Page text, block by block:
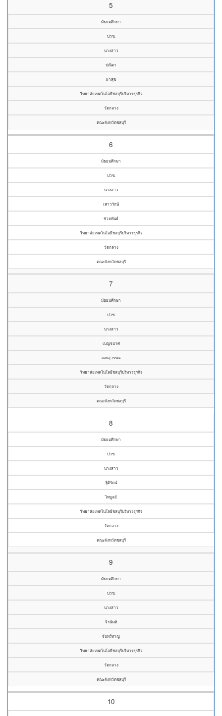
5
มัธยมศึกษา
ปวช.
นางสาว
ปณิตา
ผาสุข
วิทยาลัยเทคโนโลยีชลบุรีบริหารธุรกิจ
วัดกลาง
คณะจังหวัดชลบุรี
6
มัธยมศึกษา
ปวช.
นางสาว
เสาวรักษ์
ช่วยพันธ์
วิทยาลัยเทคโนโลยีชลบุรีบริหารธุรกิจ
วัดกลาง
คณะจังหวัดชลบุรี
7
มัธยมศึกษา
ปวช.
นางสาว
เบญจมาศ
เตยสุวรรณ
วิทยาลัยเทคโนโลยีชลบุรีบริหารธุรกิจ
วัดกลาง
คณะจังหวัดชลบุรี
8
มัธยมศึกษา
ปวช.
นางสาว
ฐิติรัตน์
ไพบูลย์
วิทยาลัยเทคโนโลยีชลบุรีบริหารธุรกิจ
วัดกลาง
คณะจังหวัดชลบุรี
9
มัธยมศึกษา
ปวช.
นางสาว
จิรนันท์
จันทร์หาญ
วิทยาลัยเทคโนโลยีชลบุรีบริหารธุรกิจ
วัดกลาง
คณะจังหวัดชลบุรี
10